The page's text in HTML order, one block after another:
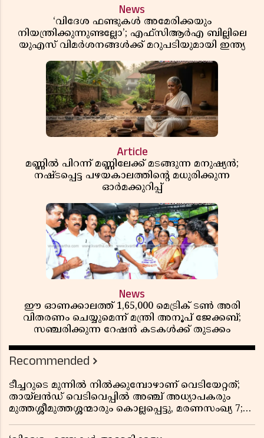
News
‘വിദേശ ഫണ്ടുകൾ അമേരിക്കയും
നിയന്ത്രിക്കുന്നുണ്ടല്ലോ’; എഫ്സിആർഎ ബില്ലിലെ
യുഎസ് വിമർശനങ്ങൾക്ക് മറുപടിയുമായി ഇന്ത്യ
Article
മണ്ണിൽ പിറന്ന് മണ്ണിലേക്ക് മടങ്ങുന്ന മനുഷ്യൻ;
നഷ്ടപ്പെട്ട പഴയകാലത്തിൻ്റെ മധുരിക്കുന്ന
ഓർമക്കുറിപ്പ്
News
ഈ ഓണക്കാലത്ത് 1,65,000 മെട്രിക് ടൺ അരി
വിതരണം ചെയ്യുമെന്ന് മന്ത്രി അനൂപ് ജേക്കബ്;
സഞ്ചരിക്കുന്ന റേഷൻ കടകൾക്ക് തുടക്കം
Recommended
ടീച്ചറുടെ മുന്നിൽ നിൽക്കുമ്പോഴാണ് വെടിയേറ്റത്;
തായ്‌ലൻഡ് വെടിവെപ്പിൽ അഞ്ച് അധ്യാപകരും
മുത്തശ്ശീമുത്തശ്ശന്മാരും കൊല്ലപ്പെട്ടു, മരണസംഖ്യ 7;